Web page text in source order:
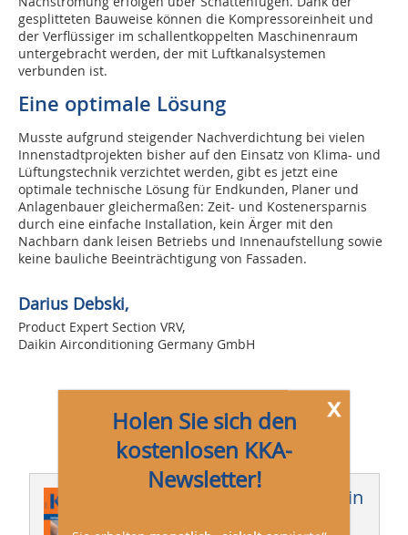
gesplitteten Bauweise können die Kompressoreinheit und
der Verflüssiger im schallentkoppelten Maschinenraum
untergebracht werden, der mit Luftkanalsystemen
verbunden ist.
Eine optimale Lösung
Musste aufgrund steigender Nachverdichtung bei vielen
Innenstadtprojekten bisher auf den Einsatz von Klima- und
Lüftungstechnik verzichtet werden, gibt es jetzt eine
optimale technische Lösung für Endkunden, Planer und
Anlagenbauer gleichermaßen: Zeit- und Kostenersparnis
durch eine einfache Installation, kein Ärger mit den
Nachbarn dank leisen Betriebs und Innenaufstellung sowie
keine bauliche Beeinträchtigung von Fassaden.
Darius Debski,
Product Expert Section VRV,
Daikin Airconditioning Germany GmbH
Dieser Artikel erschien in
KKA 02/2019
x
Holen Sie sich den
kostenlosen KKA-
Newsletter!